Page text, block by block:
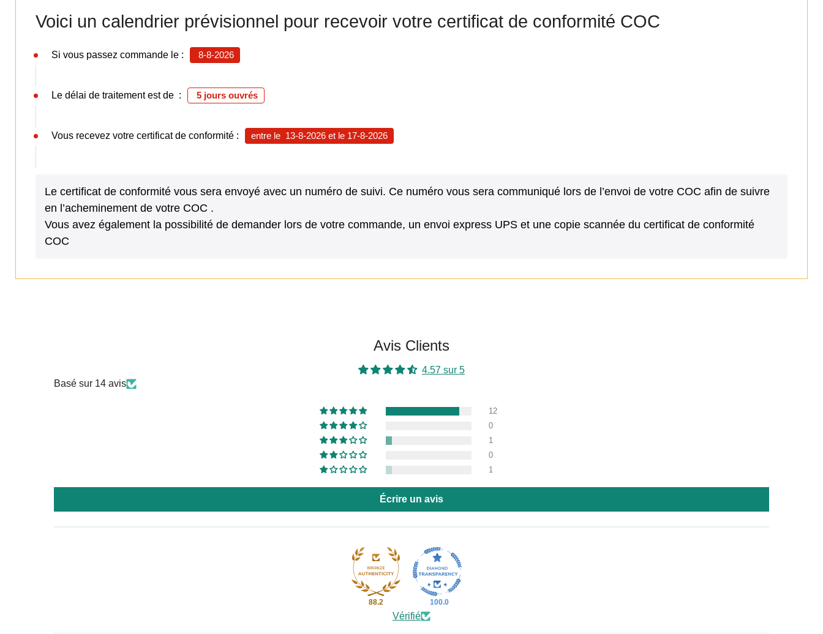
Voici un calendrier prévisionnel pour recevoir votre certificat de conformité COC
Si vous passez commande le : 8-8-2026
Le délai de traitement est de : 5 jours ouvrés
Vous recevez votre certificat de conformité : entre le 13-8-2026 et le 17-8-2026
Le certificat de conformité vous sera envoyé avec un numéro de suivi. Ce numéro vous sera communiqué lors de l’envoi de votre COC afin de suivre
en l’acheminement de votre COC .
Vous avez également la possibilité de demander lors de votre commande, un envoi express UPS et une copie scannée du certificat de conformité
COC
Avis Clients
4.57 sur 5
Basé sur 14 avis
12
0
1
0
1
Écrire un avis
88.2 100.0
Vérifié